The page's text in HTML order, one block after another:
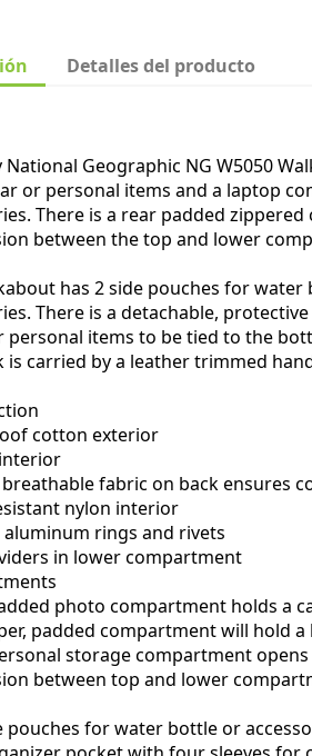
Detalles del producto
National Geographic NG W5050
or personal items and a laptop
There is a rear padded
between the top and lower
has 2 side pouches for
There is a detachable,
items to be tied to the
is carried by a leather trimmed
cotton exterior
breathable fabric on back ensures
nylon interior
aluminum rings and rivets
in lower compartment
photo compartment holds a
padded compartment will hold
storage compartment
between top and lower
pouches for water bottle or